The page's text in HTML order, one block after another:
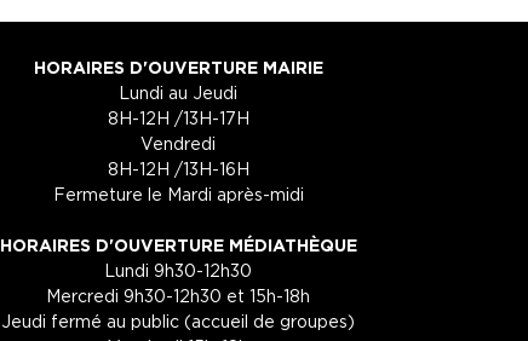
HORAIRES D'OUVERTURE MAIRIE
Lundi au Jeudi
8H-12H /13H-17H
Vendredi
8H-12H /13H-16H
Fermeture le Mardi après-midi
HORAIRES D'OUVERTURE MÉDIATHÈQUE
Lundi 9h30-12h30
Mercredi 9h30-12h30 et 15h-18h
Jeudi fermé au public (accueil de groupes)